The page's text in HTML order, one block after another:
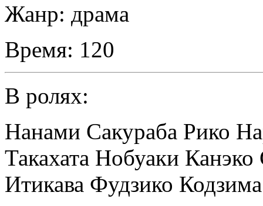
Жанр: драма
Время: 120
В ролях:
Нанами Сакураба Рико
Такахата Нобуаки
Итикава Фудзико